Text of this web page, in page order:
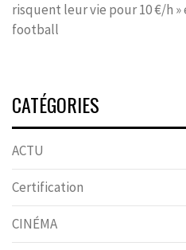
risquent leur vie pour 10 €/h
football
CATÉGORIES
ACTU
Certification
CINÉMA